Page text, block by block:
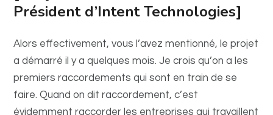
Président d’Intent Technologies]
Alors effectivement, vous l’avez mentionné, le projet
a démarré il y a quelques mois. Je crois qu’on a les
premiers raccordements qui sont en train de se
faire. Quand on dit raccordement, c’est
évidemment raccorder les entreprises qui travaillent